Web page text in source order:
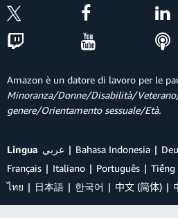
Amazon è un datore di lavoro per le
Minoranza/Donne/Disabilità/
genere/Orientamento sessuale/Età.
Lingua عربي Bahasa Indonesia
Français
Italiano Português
ไทย
日本語 한국어 中文 (简体)